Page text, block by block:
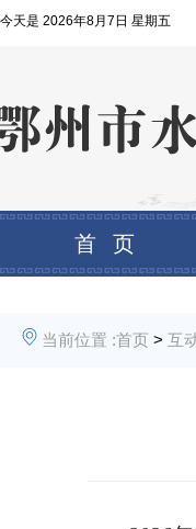
今天是 2026年8月7日 星期五
首 页
当前位置 :首页 > 互